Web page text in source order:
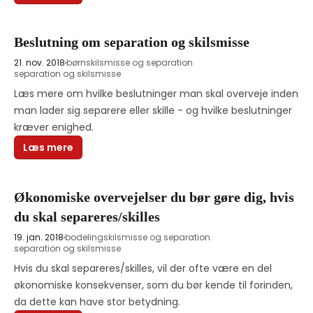
Beslutning om separation og skilsmisse
21. nov. 2018 børnskilsmisse og separation
separation og skilsmisse
Læs mere om hvilke beslutninger man skal overveje inden
man lader sig separere eller skille - og hvilke beslutninger
Læs mere
Økonomiske overvejelser du bør gøre dig, hvis
du skal separeres/skilles
19. jan. 2018 bodelingskilsmisse og separation
separation og skilsmisse
Hvis du skal separeres/skilles, vil der ofte være en del
økonomiske konsekvenser, som du bør kende til forinden,
da dette kan have stor betydning.